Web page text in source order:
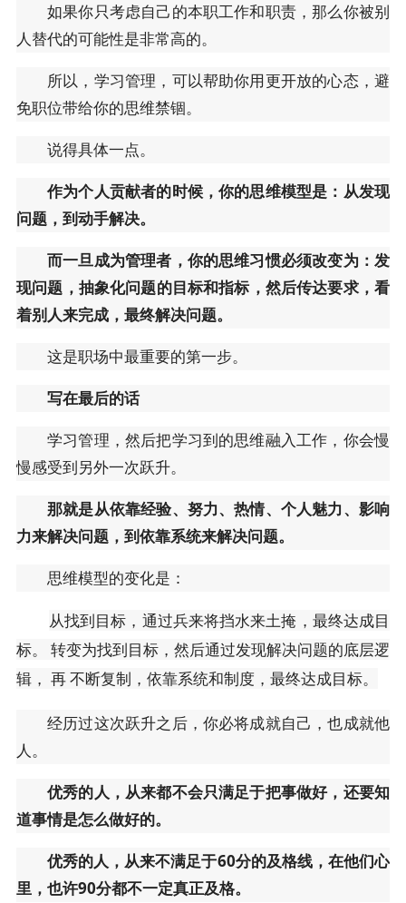
如果你只考虑自己的本职工作和职责，那么你被别
人替代的可能性是非常高的。
所以，学习管理，可以帮助你用更开放的心态，避
免职位带给你的思维禁锢。
说得具体一点。
作为个人贡献者的时候，你的思维模型是：从发现
问题，到动手解决。
而一旦成为管理者，你的思维习惯必须改变为：发
现问题，抽象化问题的目标和指标，然后传达要求，看
着别人来完成，最终解决问题。
这是职场中最重要的第一步。
写在最后的话
学习管理，然后把学习到的思维融入工作，你会慢
慢感受到另外一次跃升。
那就是从依靠经验、努力、热情、个人魅力、影响
力来解决问题，到依靠系统来解决问题。
思维模型的变化是：
从找到目标，通过兵来将挡水来土掩，最终达成目
标。 转变为找到目标，然后通过发现解决问题的底层逻
辑， 再不断复制，依靠系统和制度，最终达成目标。
经历过这次跃升之后，你必将成就自己，也成就他
人。
优秀的人，从来都不会只满足于把事做好，还要知
道事情是怎么做好的。
优秀的人，从来不满足于60分的及格线，在他们心
里，也许90分都不一定真正及格。